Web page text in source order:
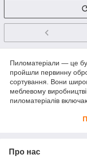
Пиломатеріали — це
пройшли первинну
сортування. Вони
меблевому
пиломатеріалів
Дошки — це
конструкцій та
Про нас